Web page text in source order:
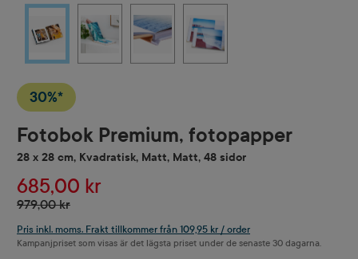
30%*
Fotobok Premium, fotopapper
28 x 28 cm, Kvadratisk, Matt, Matt, 48 sidor
685,00 kr
979,00 kr
Pris inkl. moms. Frakt tillkommer från 109,95 kr / order
Kampanjpriset som visas är det lägsta priset under de senaste 30 dagarna.